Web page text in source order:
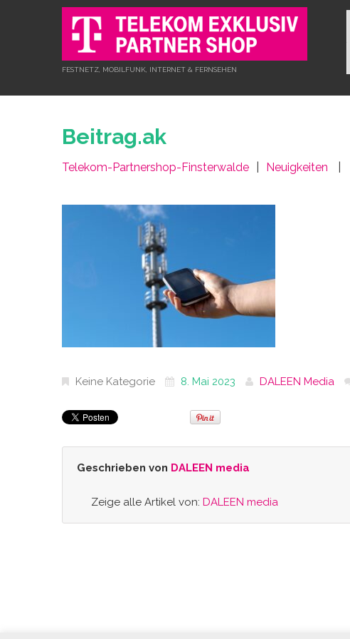
FESTNETZ, MOBILFUNK, INTERNET & FERNSEHEN
Beitrag.ak
Telekom-Partnershop-Finsterwalde Neuigkeiten
Keine Kategorie 8. Mai 2023 DALEEN Media
Geschrieben von DALEEN media
Zeige alle Artikel von: DALEEN media